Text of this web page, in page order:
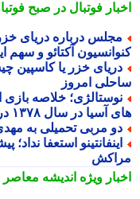
فوتبال در صبح فوتبالی
درباره دریای خزر
آکتائو و سهم ایران
خزر یا کاسپین
امروز
خلاصه بازی
در سال ۱۳۷۸ در ورزشگاه آزادی
مربی تحمیلی به مهدی
ویژهاندیشه معاصر